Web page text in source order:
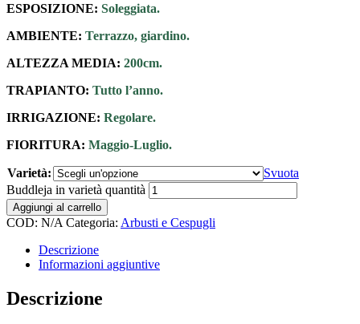
ESPOSIZIONE: Soleggiata.
AMBIENTE: Terrazzo, giardino.
ALTEZZA MEDIA: 200cm.
TRAPIANTO: Tutto l’anno.
IRRIGAZIONE: Regolare.
FIORITURA: Maggio-Luglio.
Varietà:
Svuota
Buddleja in varietà quantità
Aggiungi al carrello
COD: N/A Categoria: Arbusti e Cespugli
Descrizione
Informazioni aggiuntive
Descrizione